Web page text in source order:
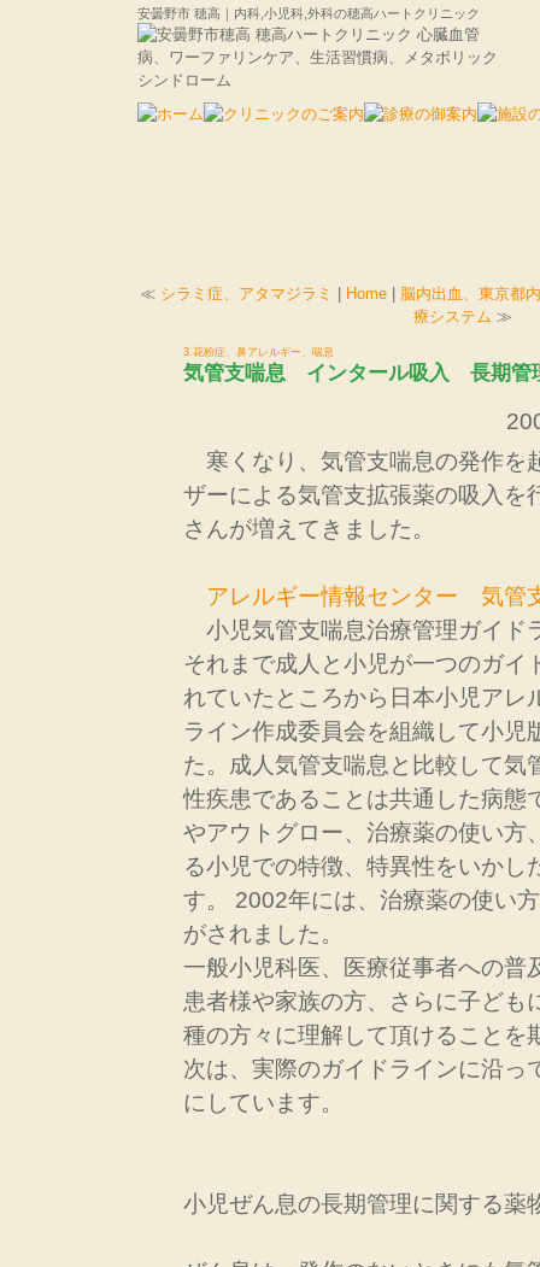
安曇野市 穂高｜内科,小児科,外科の穂高ハートクリニック
≪ シラミ症、アタマジラミ Home
脳内出血、東京都
療システム ≫
3.花粉症、鼻アレルギー、喘息
気管支喘息 インタール吸入 長期管
寒くなり、気管支喘息の発作を
ザーによる気管支拡張薬の吸入を
さんが増えてきました。
アレルギー情報センター 気管
小児気管支喘息治療管理ガイド
それまで成人と小児が一つのガイ
れていたところから日本小児アレ
ライン作成委員会を組織して小児
た。成人気管支喘息と比較して気
性疾患であることは共通した病態
やアウトグロー、治療薬の使い方
る小児での特徴、特異性をいかし
す。 2002年には、治療薬の使い
がされました。
一般小児科医、医療従事者への普
患者様や家族の方、さらに子ども
種の方々に理解して頂けることを
次は、実際のガイドラインに沿っ
にしています。
小児ぜん息の長期管理に関する薬